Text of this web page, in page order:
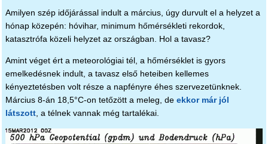
Amilyen szép időjárással indult a március, úgy durvult el a helyzet a
hónap közepén: hóvihar, minimum hőmérsékleti rekordok,
katasztrófa közeli helyzet az országban. Hol a tavasz?
Amint véget ért a meteorológiai tél, a hőmérséklet is gyors
emelkedésnek indult, a tavasz első heteiben kellemes
kényeztetésben volt része a napfényre éhes szervezetünknek.
Március 8-án 18,5°C-on tetőzött a meleg, de ekkor már jól
látszott, a télnek vannak még tartalékai.